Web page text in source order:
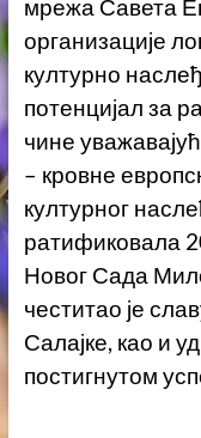
мрежа Савета
организације
културно
потенцијал за
чине
– кровне
културног
ратификовала
Новог Сада
честитао је
Салајке, као и
постигнутом